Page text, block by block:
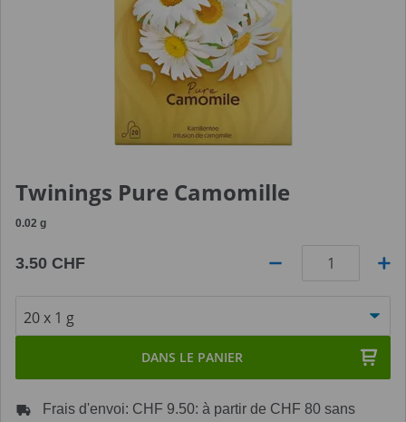
Twinings Pure Camomille
0.02 g
3.50 CHF
DANS LE PANIER
Frais d'envoi: CHF 9.50: à partir de CHF 80 sans